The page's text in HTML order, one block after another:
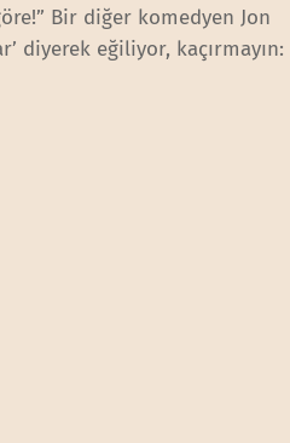
Bir diğer komedyen Jon
diyerek eğiliyor, kaçırmayın: